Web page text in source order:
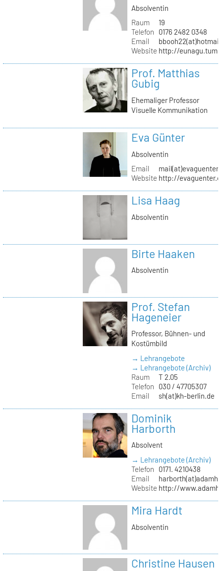
Absolventin
Raum
19
Telefon
0176 2482 0348
Email
Website http://
Prof. Matthias
Gubig
Ehemaliger Professor
Visuelle Kommunikation
Eva Günter
Absolventin
Email
Website http://
Lisa Haag
Absolventin
Birte Haaken
Absolventin
Prof. Stefan
Hageneier
Professor, Bühnen- und
Kostümbild
→ Lehrangebote
→ Lehrangebote (Archiv)
Raum
T 2.05
Telefon
030 / 47705307
Email
sh(at)kh-berlin.de
Dominik
Harborth
Absolvent
→ Lehrangebote (Archiv)
Telefon
0171. 4210438
Email
Website http://
Mira Hardt
Absolventin
Christine Hausen